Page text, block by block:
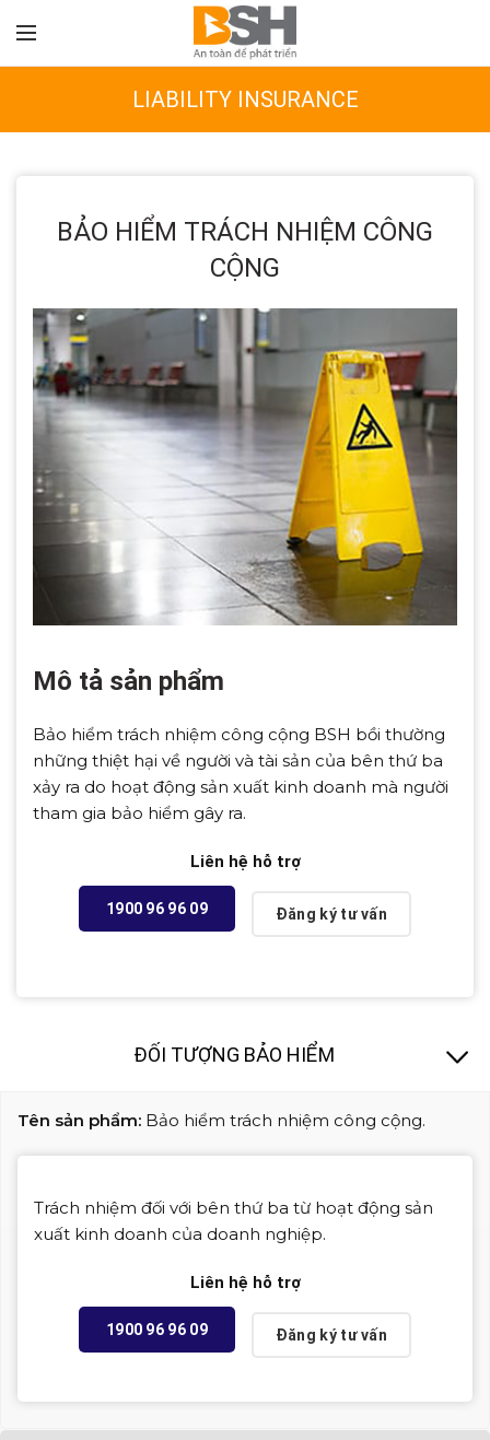
LIABILITY INSURANCE
BẢO HIỂM TRÁCH NHIỆM CÔNG
CỘNG
Mô tả sản phẩm
Bảo hiểm trách nhiệm công cộng BSH bồi thường
những thiệt hại về người và tài sản của bên thứ ba
xảy ra do hoạt động sản xuất kinh doanh mà người
tham gia bảo hiểm gây ra.
Liên hệ hỗ trợ
1900 96 96 09 Đăng ký tư vấn
ĐỐI TƯỢNG BẢO HIỂM
Tên sản phẩm: Bảo hiểm trách nhiệm công cộng.
Trách nhiệm đối với bên thứ ba từ hoạt động sản
xuất kinh doanh của doanh nghiệp.
Liên hệ hỗ trợ
1900 96 96 09 Đăng ký tư vấn